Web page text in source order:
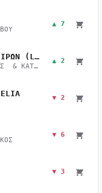
▲ 7
ΤΟ ΒΑΛΣ ΤΩΝ ΟΝΕΙΡΩΝ (LIVE)
ΜΠΑΚΟΥΛΗΣ ΔΗΜΗΤΡΗΣ & ΚΑΤΣΙΜΙΧΑ ΜΑΡΙΑΝΑ
▲ 2
▼ 2
▼ 6
▼ 3